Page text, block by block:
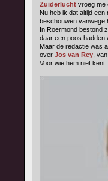
Zuiderluchtvroeg me
Nu heb ik dat altijd
beschouwen vanwege
In Roermond bestond
daar een poos hadden
Maar de redactie was
over Jos van Rey, van
Voor wie hem niet